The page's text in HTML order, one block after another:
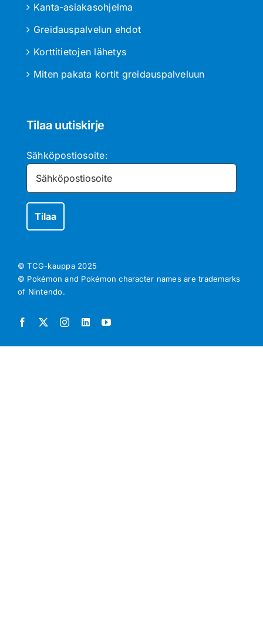
Kanta-asiakasohjelma
Greidauspalvelun ehdot
Korttitietojen lähetys
Miten pakata kortit greidauspalveluun
Tilaa uutiskirje
Sähköpostiosoite:
© TCG-kauppa 2025
© Pokémon and Pokémon character names are trademarks
of Nintendo.